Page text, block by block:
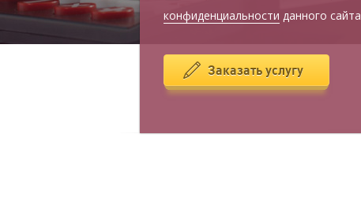
конфиденциальности данного сайта
Заказать услугу